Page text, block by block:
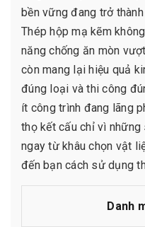
bền vững đang trở
Thép hộp mạ kẽm
năng chống ăn mòn
còn mang lại hiệu quả
đúng loại và thi công
ít công trình đang lãng
thọ kết cấu chỉ vì
ngay từ khâu chọn vật
đến bạn cách sử dụng
Danh